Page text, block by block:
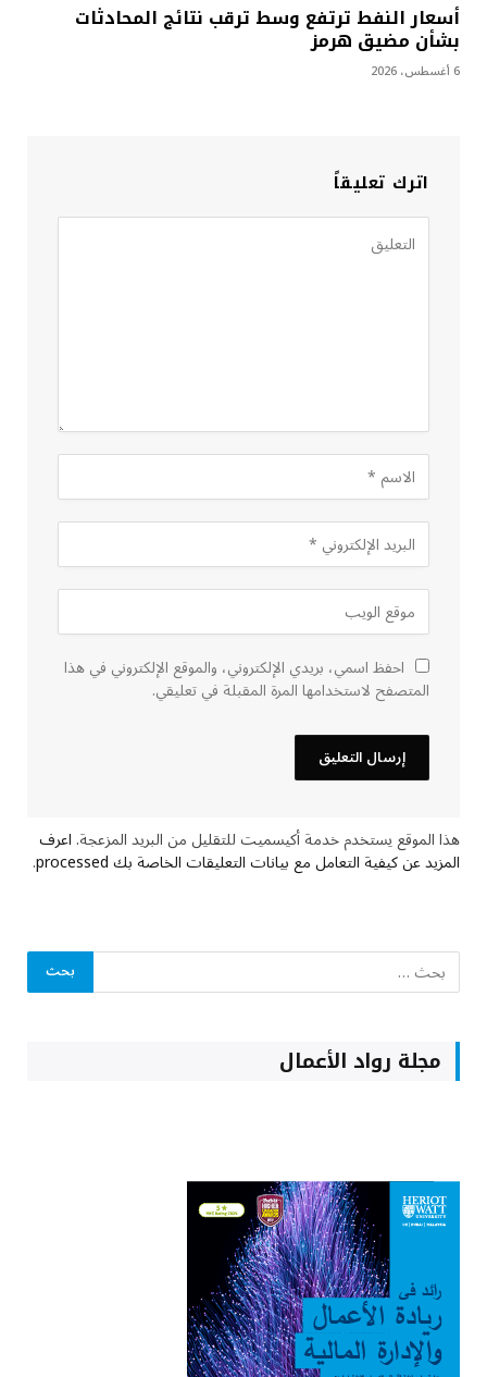
أسعار النفط ترتفع وسط ترقب نتائج المحادثات
بشأن مضيق هرمز
6 أغسطس، 2026
اترك تعليقاً
احفظ اسمي، بريدي الإلكتروني، والموقع الإلكتروني في هذا
المتصفح لاستخدامها المرة المقبلة في تعليقي.
هذا الموقع يستخدم خدمة أكيسميت للتقليل من البريد المزعجة.اعرف
المزيد عن كيفية التعامل مع بيانات التعليقات الخاصة بك processed .
مجلة رواد الأعمال